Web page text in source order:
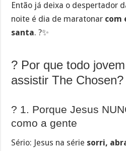
Então já deixa o despertador
noite é dia de maratonar com
santa. ?✨
? Por que todo
assistir The Chosen?
? 1. Porque Jesus
como a gente
Sério: Jesus na série sorri,